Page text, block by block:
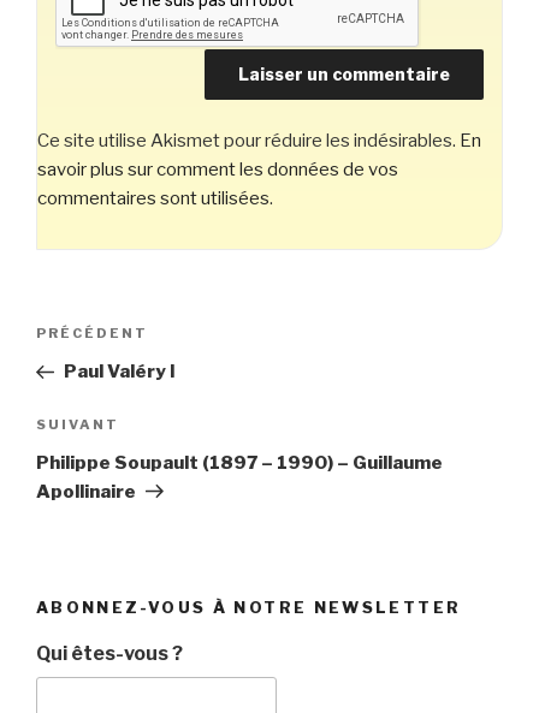
Ce site utilise Akismet pour réduire les indésirables. En
savoir plus sur comment les données de vos
commentaires sont utilisées.
Navigation
l’article
Article
précédent
PRÉCÉDENT
Paul Valéry I
Article
suivant
SUIVANT
Philippe Soupault (1897 – 1990) – Guillaume
Apollinaire
ABONNEZ-VOUS À NOTRE NEWSLETTER
Qui êtes-vous ?